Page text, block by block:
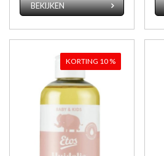
BEKIJKEN
KORTING 10 %